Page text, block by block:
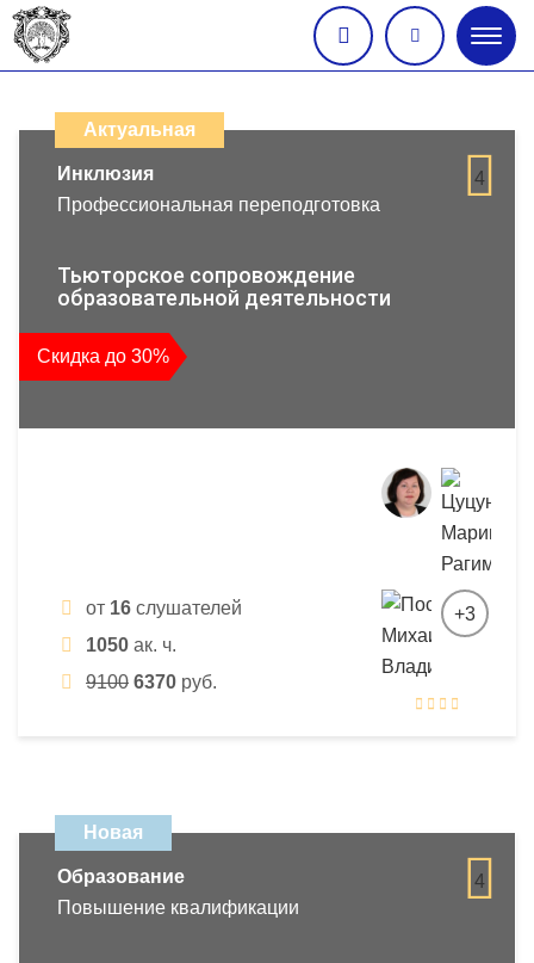
меню
дистанционных
образовательных
повышения
квалификации
и
профессиональной
Актуальная
4
Инклюзия
Профессиональная переподготовка
Тьюторское сопровождение
образовательной деятельности
Скидка до 30%
от 16 слушателей
1050 ак. ч.
9100 6370 руб.
+3
Новая
4
Образование
Повышение квалификации